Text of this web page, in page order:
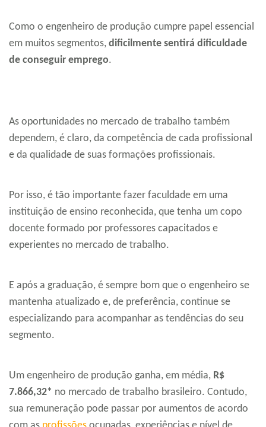
Como o engenheiro de produção cumpre papel essencial
em muitos segmentos, dificilmente sentirá dificuldade
de conseguir emprego.
As oportunidades no mercado de trabalho também
dependem, é claro, da competência de cada profissional
e da qualidade de suas formações profissionais.
Por isso, é tão importante fazer faculdade em uma
instituição de ensino reconhecida, que tenha um copo
docente formado por professores capacitados e
experientes no mercado de trabalho.
E após a graduação, é sempre bom que o engenheiro se
mantenha atualizado e, de preferência, continue se
especializando para acompanhar as tendências do seu
segmento.
Um engenheiro de produção ganha, em média, R$
7.866,32* no mercado de trabalho brasileiro. Contudo,
sua remuneração pode passar por aumentos de acordo